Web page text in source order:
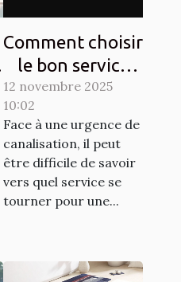
Comment choisir
le bon service
pour vos
urgences de
canalisation ?
12 novembre 2025
10:02
Face à une urgence de
canalisation, il peut
être difficile de savoir
vers quel service se
tourner pour une...